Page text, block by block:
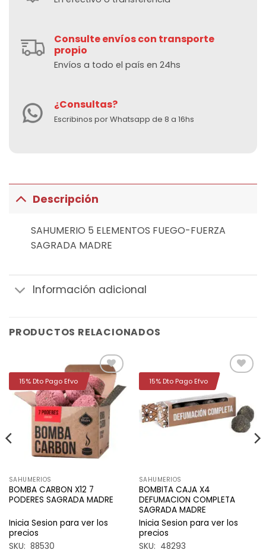
Consulte envíos con transporte
propio
Envíos a todo el país en 24hs
¿Consultas?
Escribinos por Whatsapp de 8 a 16hs
Descripción
SAHUMERIO 5 ELEMENTOS FUEGO-FUERZA
SAGRADA MADRE
Información adicional
PRODUCTOS RELACIONADOS
Añadir
a la
lista de
deseos
SAHUMERIOS
BOMBA CARBON X12 7
PODERES SAGRADA MADRE
Inicia Sesion para ver los
precios
SKU: 88530
15% Dto Pago Efvo
lista de
deseos
SAHUMERIOS
BOMBITA CAJA X4
DEFUMACION COMPLETA
SAGRADA MADRE
Inicia Sesion para ver los
precios
SKU: 48293
15% Dto Pago Efvo